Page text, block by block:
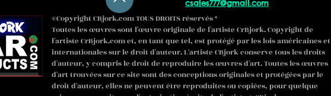
©Copyright CBjork.com TOUS DROITS réservés *
Toutes les œuvres sont l'œuvre originale de l'artiste CrBjork. Copyright de
l'artiste CrBjork.com et, en tant que tel, est protégé par les lois américaines et
internationales sur le droit d'auteur. L'artiste CBjork conserve tous les droits
d'auteur, y compris le droit de reproduire les œuvres d'art. Toutes les œuvres
d'art trouvées sur ce site sont des conceptions originales et protégées par le
droit d'auteur, elles ne peuvent être reproduites ou copiées, pour quelque
csales777@gmail.com